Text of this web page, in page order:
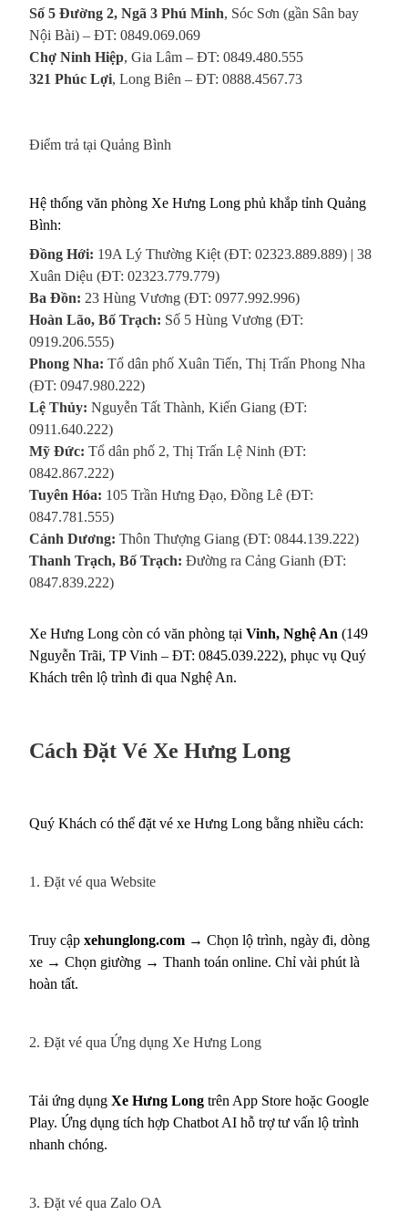
Số 5 Đường 2, Ngã 3 Phú Minh, Sóc Sơn (gần Sân bay
Nội Bài) – ĐT: 0849.069.069
Chợ Ninh Hiệp, Gia Lâm – ĐT: 0849.480.555
321 Phúc Lợi, Long Biên – ĐT: 0888.4567.73
Điểm trả tại Quảng Bình
Hệ thống văn phòng Xe Hưng Long phủ khắp tỉnh Quảng
Bình:
Đồng Hới: 19A Lý Thường Kiệt (ĐT: 02323.889.889) | 38
Xuân Diệu (ĐT: 02323.779.779)
Ba Đồn: 23 Hùng Vương (ĐT: 0977.992.996)
Hoàn Lão, Bố Trạch: Số 5 Hùng Vương (ĐT:
0919.206.555)
Phong Nha: Tổ dân phố Xuân Tiến, Thị Trấn Phong Nha
(ĐT: 0947.980.222)
Lệ Thủy: Nguyễn Tất Thành, Kiến Giang (ĐT:
0911.640.222)
Mỹ Đức: Tổ dân phố 2, Thị Trấn Lệ Ninh (ĐT:
0842.867.222)
Tuyên Hóa: 105 Trần Hưng Đạo, Đồng Lê (ĐT:
0847.781.555)
Cảnh Dương: Thôn Thượng Giang (ĐT: 0844.139.222)
Thanh Trạch, Bố Trạch: Đường ra Cảng Gianh (ĐT:
0847.839.222)
Xe Hưng Long còn có văn phòng tại Vinh, Nghệ An (149
Nguyễn Trãi, TP Vinh – ĐT: 0845.039.222), phục vụ Quý
Khách trên lộ trình đi qua Nghệ An.
Cách Đặt Vé Xe Hưng Long
Quý Khách có thể đặt vé xe Hưng Long bằng nhiều cách:
1. Đặt vé qua Website
Truy cập xehunglong.com → Chọn lộ trình, ngày đi, dòng
xe → Chọn giường → Thanh toán online. Chỉ vài phút là
hoàn tất.
2. Đặt vé qua Ứng dụng Xe Hưng Long
Tải ứng dụng Xe Hưng Long trên App Store hoặc Google
Play. Ứng dụng tích hợp Chatbot AI hỗ trợ tư vấn lộ trình
nhanh chóng.
3. Đặt vé qua Zalo OA